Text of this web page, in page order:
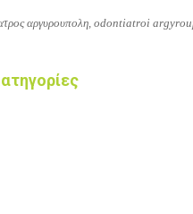
αργυρουπολη, odontiatroi